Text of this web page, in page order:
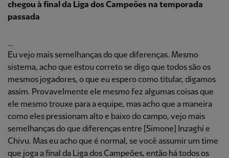
chegou à final da Liga dos Campeões na temporada
passada
...
Eu vejo mais semelhanças do que diferenças. Mesmo
sistema, acho que estou correto se digo que todos são os
mesmos jogadores, o que eu espero como titular, digamos
assim. Provavelmente ele mesmo fez algumas coisas que
ele mesmo trouxe para a equipe, mas acho que a maneira
como eles pressionam alto e baixo do campo, vejo mais
semelhanças do que diferenças entre [Simone] Inzaghi e
Chivu. Mas eu acho que é normal, se você assumir um time
que joga a final da Liga dos Campeões, então há todos os